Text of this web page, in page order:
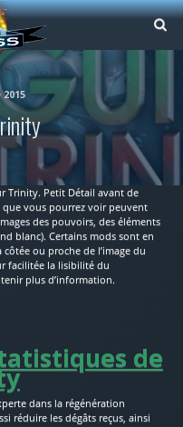
Trinity. Petit Détail avant de
vous pourrez voir peuvent
des pouvoirs, des éléments
blanc). Certains mods sont en
ou proche de l’image du
facilitée la lisibilité du
plus d’information.
de
dans la régénération
réduire les dégâts reçus, ainsi